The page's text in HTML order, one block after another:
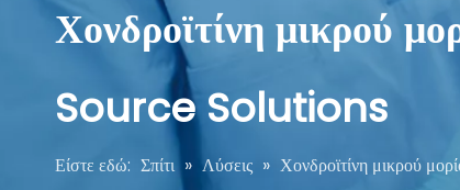
Χονδροϊτίνη μικρού
Source Solutions
Είστε εδώ: Σπίτι » Λύσεις » Χονδροϊτίνη μικρού